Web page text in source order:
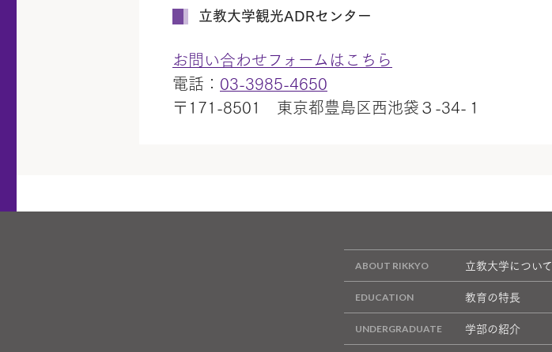
立教大学観光ADRセンター
お問い合わせフォームはこちら
電話： 03-3985-4650
〒171-8501 東京都豊島区西池袋３-34-１
立教大学について
教育の特長
学部の紹介